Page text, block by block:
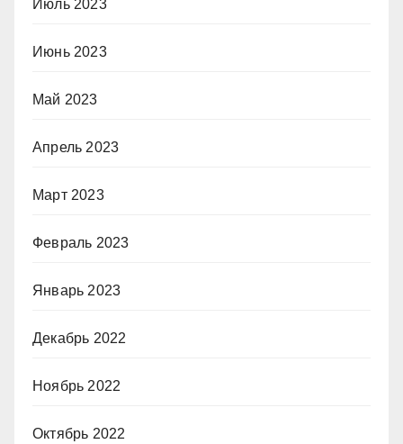
Июль 2023
Июнь 2023
Май 2023
Апрель 2023
Март 2023
Февраль 2023
Январь 2023
Декабрь 2022
Ноябрь 2022
Октябрь 2022